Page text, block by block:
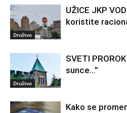
Društvo
UŽICE JKP
koristite
Društvo
SVETI
sunce…”
Kako se